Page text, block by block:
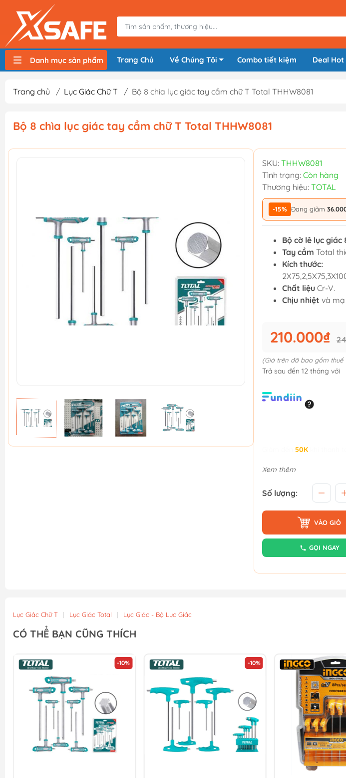
Danh mục sản phẩm Trang Chủ Về Chúng Tôi Combo tiết kiệm Deal Hot
Trang chủ / Lục Giác Chữ T / Bộ 8 chìa lục giác tay cầm chữ T Total THHW8081
Bộ 8 chìa lục giác tay cầm chữ T Total THHW8081
SKU: THHW8081
Tình trạng: Còn hàng
Thương hiệu: TOTAL
-15% Đang giảm
Bộ cờ lê lục giác
Tay cầm Total
Kích thước:
Chất liệu Cr-V.
Chịu nhiệt và
210.000₫
(Giá trên đã bao gồm thuế
Trả sau đến 12 tháng với
50K
Xem thêm
Số lượng:
VÀO GIỎ
GỌI NGAY
Lục Giác Chữ T | Lục Giác Total | Lục Giác - Bộ Lục Giác
CÓ THỂ BẠN CŨNG THÍCH
-10% -10%